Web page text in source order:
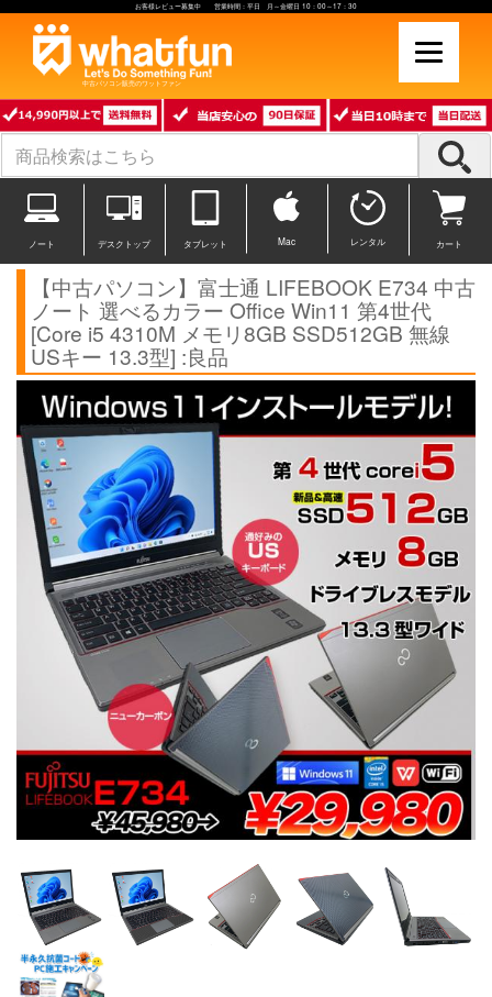
お客様レビュー募集中 営業時間：平日 月～金曜日 10：00～17：30
中古パソコン販売のワットファン
ノート デスクトップ タブレット Mac レンタル カート
【中古パソコン】富士通 LIFEBOOK E734 中古
ノート 選べるカラー Office Win11 第4世代
[Core i5 4310M メモリ8GB SSD512GB 無線
USキー 13.3型] :良品